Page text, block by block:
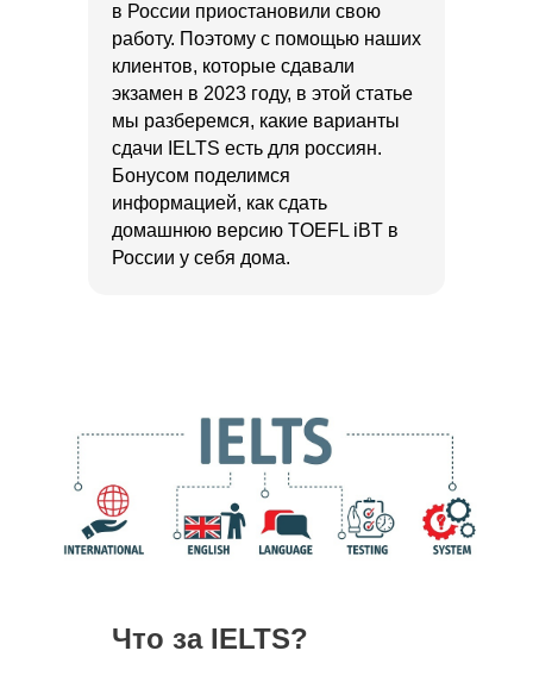
в России приостановили свою
работу. Поэтому с помощью наших
клиентов, которые сдавали
экзамен в 2023 году, в этой статье
мы разберемся, какие варианты
сдачи IELTS есть для россиян.
Бонусом поделимся
информацией, как сдать
домашнюю версию TOEFL iBT в
России у себя дома.
Что за IELTS?